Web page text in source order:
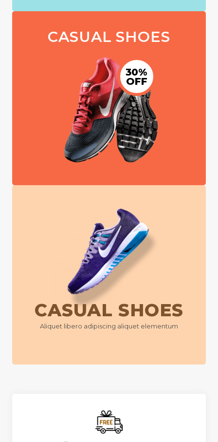
CASUAL SHOES
30%
OFF
CASUAL SHOES
Aliquet libero adipiscing aliquet elementum